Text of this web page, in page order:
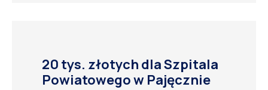
20 tys. złotych dla Szpitala
Powiatowego w Pajęcznie